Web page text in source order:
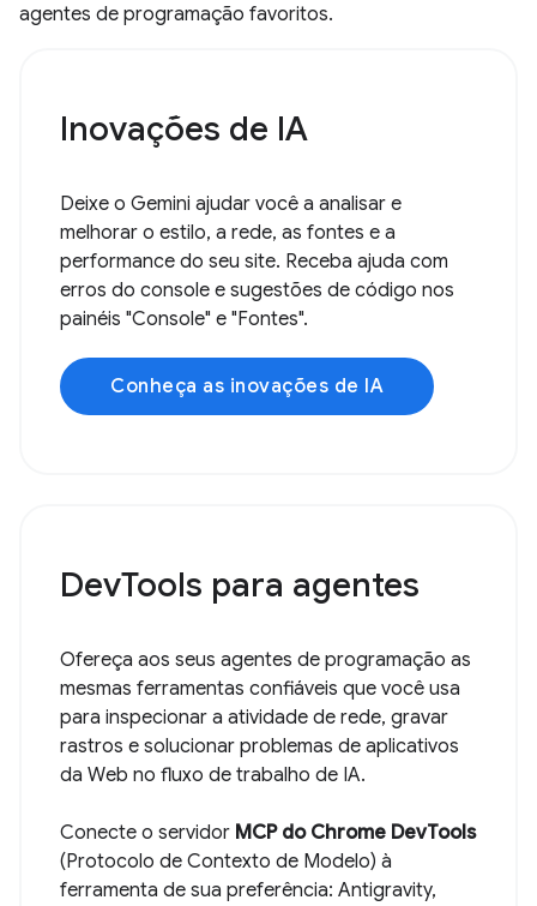
agentes de programação favoritos.
Inovações de IA
Deixe o Gemini ajudar você a analisar e
melhorar o estilo, a rede, as fontes e a
performance do seu site. Receba ajuda com
erros do console e sugestões de código nos
painéis "Console" e "Fontes".
Conheça as inovações de IA
DevTools para agentes
Ofereça aos seus agentes de programação as
mesmas ferramentas confiáveis que você usa
para inspecionar a atividade de rede, gravar
rastros e solucionar problemas de aplicativos
da Web no fluxo de trabalho de IA.
Conecte o servidor MCP do Chrome DevTools
(Protocolo de Contexto de Modelo) à
ferramenta de sua preferência: Antigravity,